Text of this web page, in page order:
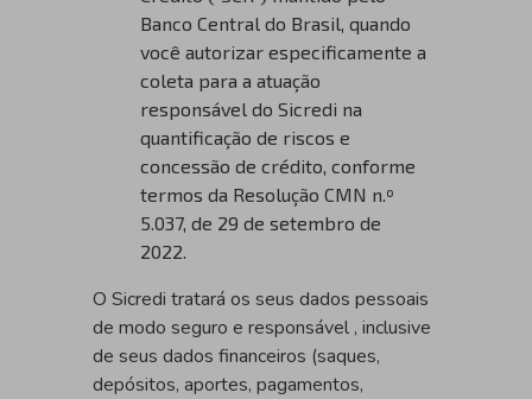
Banco Central do Brasil, quando
você autorizar especificamente a
coleta para a atuação
responsável do Sicredi na
quantificação de riscos e
concessão de crédito, conforme
termos da Resolução CMN n.º
5.037, de 29 de setembro de
2022.
O Sicredi tratará os seus dados pessoais
de modo seguro e responsável , inclusive
de seus dados financeiros (saques,
depósitos, aportes, pagamentos,